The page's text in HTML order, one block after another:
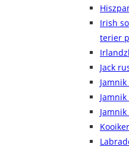
Irish
terier
Jack
Jamnik